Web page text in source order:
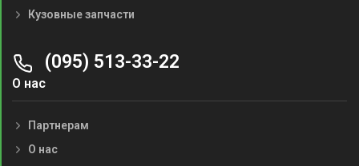
Кузовные запчасти
(095) 513-33-22
О нас
Партнерам
О нас